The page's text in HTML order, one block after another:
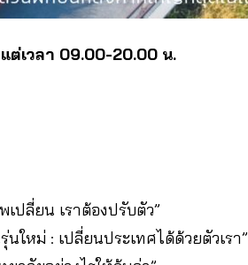
เวลา 09.00-20.00 น.
เปลี่ยน เราต้องปรับตัว”
นใหม่ : เปลี่ยนประเทศได้ด้วยตัวเรา”